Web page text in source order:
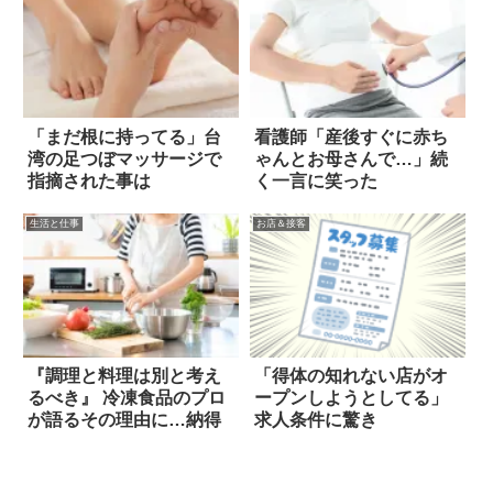
「まだ根に持ってる」台
湾の足つぼマッサージで
指摘された事は
看護師「産後すぐに赤ち
ゃんとお母さんで…」続
く一言に笑った
生活と仕事
『調理と料理は別と考え
るべき』 冷凍食品のプロ
が語るその理由に…納得
お店＆接客
「得体の知れない店がオ
ープンしようとしてる」
求人条件に驚き